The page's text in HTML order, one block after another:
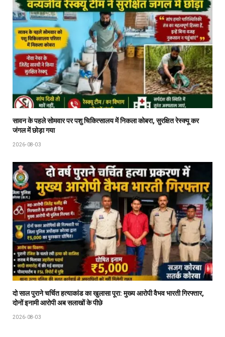
सावन के पहले सोमवार पर पशु चिकित्सालय में निकला कोबरा, सुरक्षित रेस्क्यू कर
जंगल में छोड़ा गया
2026-08-03
दो साल पुराने चर्चित हत्याकांड का खुलासा पूरा: मुख्य आरोपी वैभव भारती गिरफ्तार,
दोनों इनामी आरोपी अब सलाखों के पीछे
2026-08-03